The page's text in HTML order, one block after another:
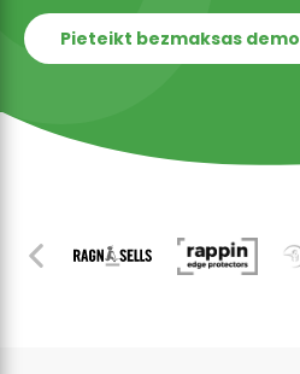
Pieteikt bezmaksas demo